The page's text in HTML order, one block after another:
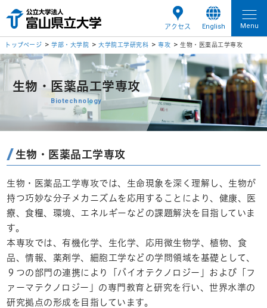
アクセス English Menu
トップページ 学部・大学院 大学院工学研究科 専攻 生物・医薬品工学専攻
生物・医薬品工学専攻
Biotechnology
生物・医薬品工学専攻
生物・医薬品工学専攻では、生命現象を深く理解し、生物が
持つ巧妙な分子メカニズムを応用することにより、健康、医
療、食糧、環境、エネルギーなどの課題解決を目指していま
す。
本専攻では、有機化学、生化学、応用微生物学、植物、食
品、情報、薬剤学、細胞工学などの学問領域を基礎として、
９つの部門の連携により「バイオテクノロジー」および「フ
ァーマテクノロジー」の専門教育と研究を行い、世界水準の
研究拠点の形成を目指しています。